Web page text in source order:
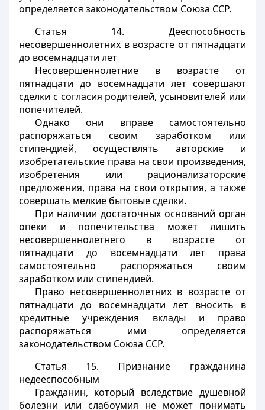
определяется законодательством Союза ССР.
Статья 14. Дееспособность
несовершеннолетних в возрасте от пятнадцати
до восемнадцати лет
Несовершеннолетние в возрасте от
пятнадцати до восемнадцати лет совершают
сделки с согласия родителей, усыновителей или
попечителей.
Однако они вправе самостоятельно
распоряжаться своим заработком или
стипендией, осуществлять авторские и
изобретательские права на свои произведения,
изобретения или рационализаторские
предложения, права на свои открытия, а также
совершать мелкие бытовые сделки.
При наличии достаточных оснований орган
опеки и попечительства может лишить
несовершеннолетнего в возрасте от
пятнадцати до восемнадцати лет права
самостоятельно распоряжаться своим
заработком или стипендией.
Право несовершеннолетних в возрасте от
пятнадцати до восемнадцати лет вносить в
кредитные учреждения вклады и право
распоряжаться ими определяется
законодательством Союза ССР.
Статья 15. Признание гражданина
недееспособным
Гражданин, который вследствие душевной
болезни или слабоумия не может понимать